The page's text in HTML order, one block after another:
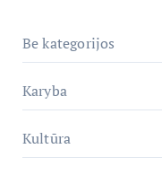
Be kategorijos
Karyba
Kultūra